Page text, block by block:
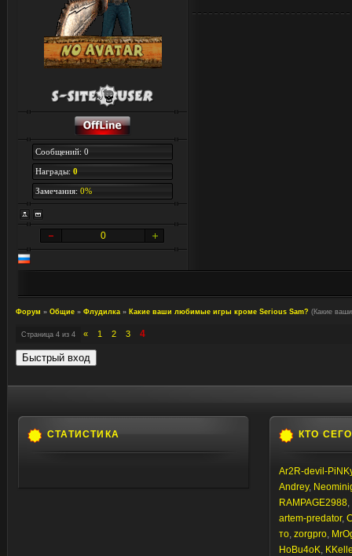
Сообщений: 0
Награды: 0
Замечания: 0%
0
Форум » Общие » Флудилка » Какие ваши любимые игры кроме Serious Sam? (Какие
Страница 4 из 4 « 1 2 3 4
СТАТИСТИКА КТО
Ar2R-devil-
Andrey,
RAMPAGE2988,
artem-predator,
то, zorgpro,
HoBu4oK,